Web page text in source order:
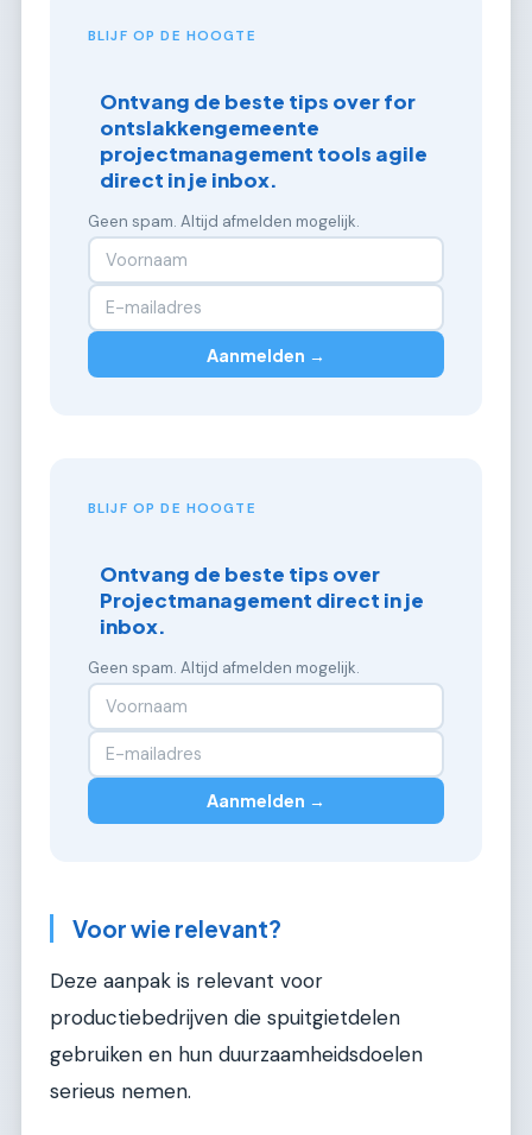
BLIJF OP DE HOOGTE
Ontvang de beste tips over for
ontslakkengemeente
projectmanagement tools agile
direct in je inbox.
Geen spam. Altijd afmelden mogelijk.
Aanmelden →
BLIJF OP DE HOOGTE
Ontvang de beste tips over
Projectmanagement direct in je
inbox.
Geen spam. Altijd afmelden mogelijk.
Aanmelden →
Voor wie relevant?
Deze aanpak is relevant voor
productiebedrijven die spuitgietdelen
gebruiken en hun duurzaamheidsdoelen
serieus nemen.